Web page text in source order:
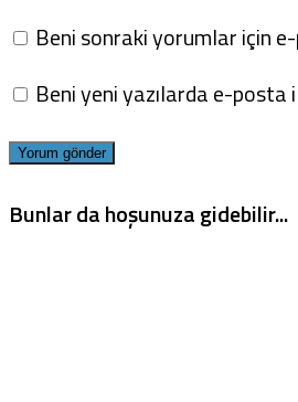
Beni sonraki yorumlar için
Beni yeni yazılarda e-posta
Bunlar da hoşunuza gidebilir...